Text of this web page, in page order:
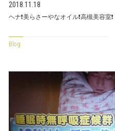
2018.11.18
ヘナ❗美らさーやなオイル❗高槻美容室❗
Blog